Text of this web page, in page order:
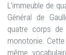
L'immeuble de
Général de
quatre corps
monotonie.
même